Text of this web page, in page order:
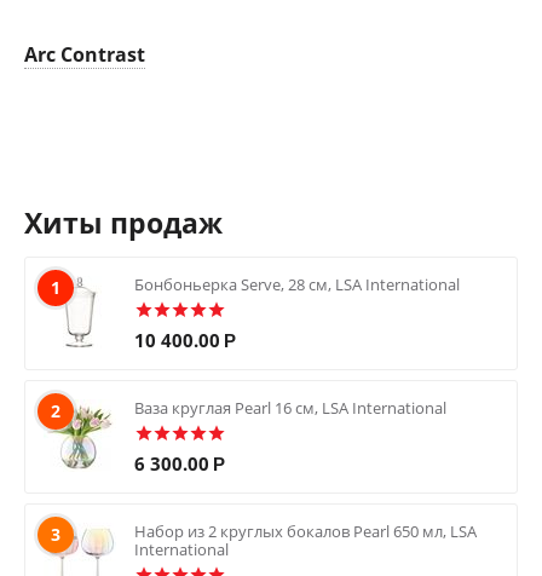
Arc Contrast
Хиты продаж
1 Бонбоньерка Serve, 28 см, LSA International
10 400.00 Р
2 Ваза круглая Pearl 16 см, LSA International
6 300.00 Р
3
Набор из 2 круглых бокалов Pearl 650 мл, LSA
International